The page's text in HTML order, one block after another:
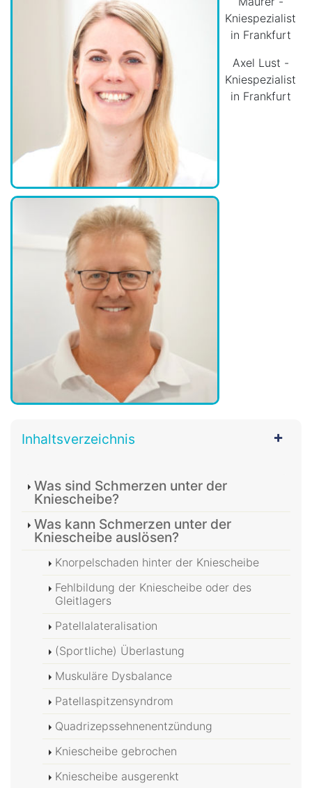
Kniespezialist
in Frankfurt
Axel Lust -
Kniespezialist
in Frankfurt
Inhaltsverzeichnis
Was sind Schmerzen unter der
Kniescheibe?
Was kann Schmerzen unter der
Kniescheibe auslösen?
Knorpelschaden hinter der Kniescheibe
Fehlbildung der Kniescheibe oder des
Gleitlagers
Patellalateralisation
(Sportliche) Überlastung
Muskuläre Dysbalance
Patellaspitzensyndrom
Quadrizepssehnenentzündung
Kniescheibe gebrochen
Kniescheibe ausgerenkt